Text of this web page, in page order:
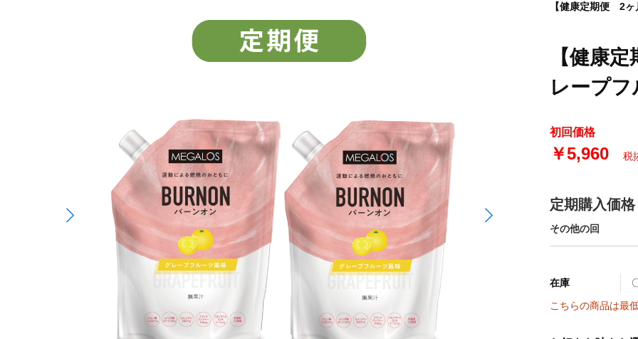
【健康定期便 2ヶ
【健康
レープ
初回価格
￥5,960 税
定期購入価格
その他の回
在庫
こちらの商品は最